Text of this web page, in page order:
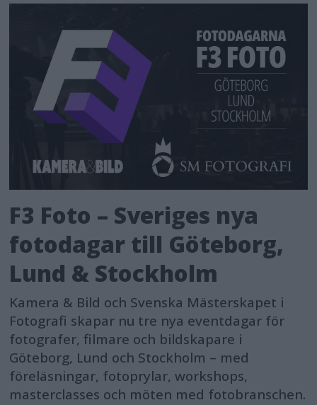
F3 Foto – Sveriges nya
fotodagar till Göteborg,
Lund & Stockholm
Kamera & Bild och Svenska Mästerskapet i
Fotografi skapar nu tre nya eventdagar för
fotografer, filmare och bildskapare i
Göteborg, Lund och Stockholm – med
föreläsningar, fotoprylar, workshops,
masterclasses och möten med fotobranschen.